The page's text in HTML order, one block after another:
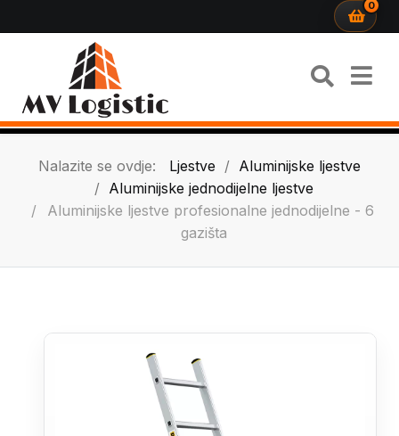
0
Nalazite se ovdje: Ljestve
Aluminijske ljestve
Aluminijske jednodijelne ljestve
Aluminijske ljestve profesionalne jednodijelne - 6
gazišta